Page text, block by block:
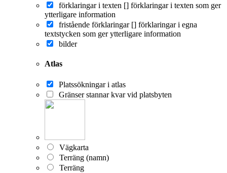
förklaringar i texten [] förklaringar i texten som ger
ytterligare information
fristående förklaringar [] förklaringar i egna
textstycken som ger ytterligare information
bilder
Atlas
Platssökningar i atlas
Gränser stannar kvar vid platsbyten
Vägkarta
Terräng (namn)
Terräng